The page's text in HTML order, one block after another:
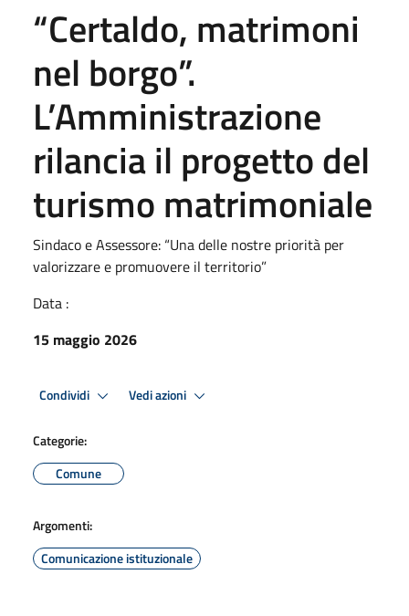
“Certaldo, matrimoni
nel borgo”.
L’Amministrazione
rilancia il progetto del
turismo matrimoniale
Sindaco e Assessore: “Una delle nostre priorità per
valorizzare e promuovere il territorio”
Data :
15 maggio 2026
Condividi Vedi azioni
Categorie:
Comune
Argomenti:
Comunicazione istituzionale